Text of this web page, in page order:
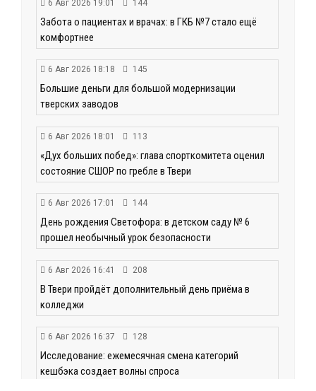
6 Авг 2026 19:01 144
Забота о пациентах и врачах: в ГКБ №7 стало ещё
комфортнее
6 Авг 2026 18:18 145
Большие деньги для большой модернизации
тверских заводов
6 Авг 2026 18:01 113
«Дух больших побед»: глава спорткомитета оценил
состояние СШОР по гребле в Твери
6 Авг 2026 17:01 144
День рождения Светофора: в детском саду № 6
прошел необычный урок безопасности
6 Авг 2026 16:41 208
В Твери пройдёт дополнительный день приёма в
колледжи
6 Авг 2026 16:37 128
Исследование: ежемесячная смена категорий
кешбэка создает волны спроса